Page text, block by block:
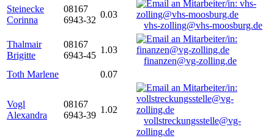
Steinecke
Corinna
08167
6943-32
0.03
vhs-zolling@vhs-moosburg.de
Thalmair
Brigitte
08167
6943-45
1.03
finanzen@vg-zolling.de
Toth Marlene
0.07
Vogl
Alexandra
08167
6943-39
1.02
vollstreckungsstelle@vg-
zolling.de